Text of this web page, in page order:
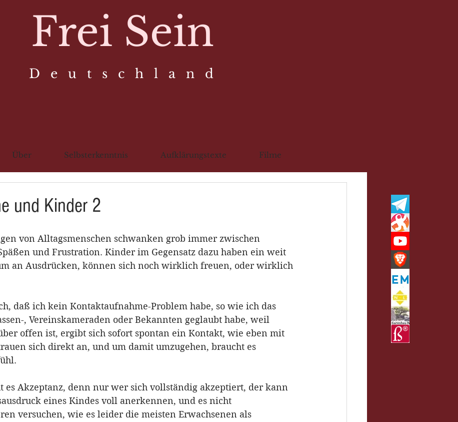
Frei Sein
D e u t s c h l a n d
Über Selbsterkenntnis Aufklärungstexte Filme
und Kinder 2
von Alltagsmenschen schwanken grob immer zwischen
und Frustration. Kinder im Gegensatz dazu haben ein weit
an Ausdrücken, können sich noch wirklich freuen, oder wirklich
daß ich kein Kontaktaufnahme-Problem habe, so wie ich das
, Vereinskameraden oder Bekannten geglaubt habe, weil
offen ist, ergibt sich sofort spontan ein Kontakt, wie eben mit
sich direkt an, und um damit umzugehen, braucht es
es Akzeptanz, denn nur wer sich vollständig akzeptiert, der kann
eines Kindes voll anerkennen, und es nicht
versuchen, wie es leider die meisten Erwachsenen als